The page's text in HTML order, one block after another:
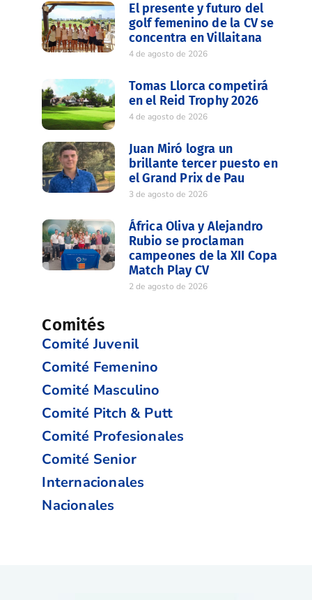
El presente y futuro del
golf femenino de la CV se
concentra en Villaitana
4 de agosto de 2026
Tomas Llorca competirá
en el Reid Trophy 2026
4 de agosto de 2026
Juan Miró logra un
brillante tercer puesto en
el Grand Prix de Pau
3 de agosto de 2026
África Oliva y Alejandro
Rubio se proclaman
campeones de la XII Copa
Match Play CV
2 de agosto de 2026
Comités
Comité Juvenil
Comité Femenino
Comité Masculino
Comité Pitch & Putt
Comité Profesionales
Comité Senior
Internacionales
Nacionales